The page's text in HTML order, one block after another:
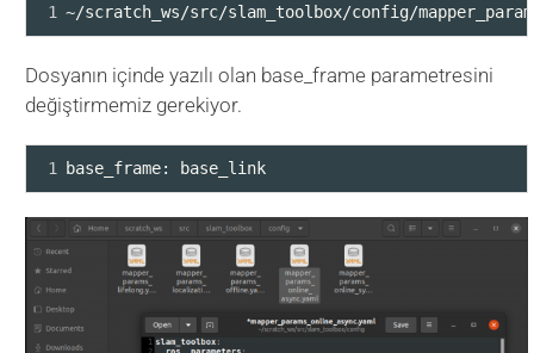
1 ~/scratch_ws/src/slam_toolbox/config/
Dosyanın içinde yazılı olan base_frame parametresini
değiştirmemiz gerekiyor.
1 base_frame: base_link